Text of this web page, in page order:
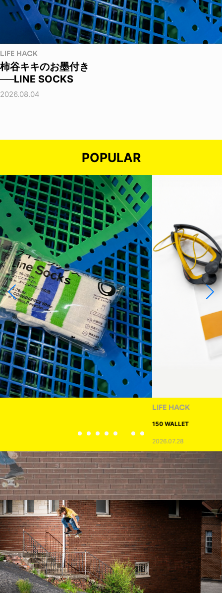
LIFE HACK
柿谷キキのお墨付き
──LINE SOCKS
2026.08.04
POPULAR